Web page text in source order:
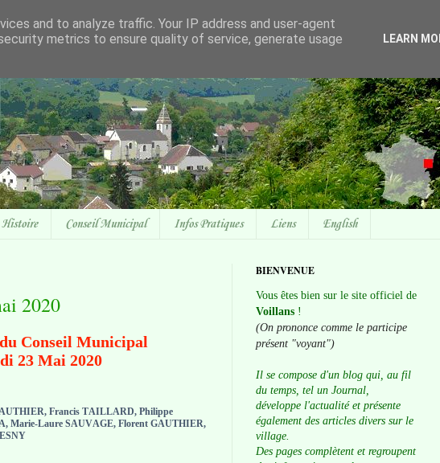
Histoire Conseil Municipal Infos Pratiques Liens English
2020
Conseil Municipal
23 Mai 2020
Francis TAILLARD, Philippe
Marie-Laure SAUVAGE, Florent GAUTHIER,
BIENVENUE
Vous êtes bien sur le site officiel de
Voillans !
(On prononce comme le participe
présent "voyant")
Il se compose d'un blog qui, au fil
du temps, tel un Journal,
développe l'actualité et présente
également des articles divers sur le
village.
Des pages complètent et regroupent
and to analyze traffic. Your IP address and user-agent
metrics to ensure quality of service, generate usage
LEARN